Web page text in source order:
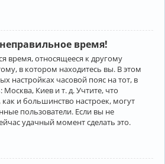
время!
время, относящееся к другому
в котором находитесь вы. В этом
настройках часовой пояс на тот, в
Киев и т. д. Учтите, что
и большинство настроек, могут
пользователи. Если вы не
удачный момент сделать это.